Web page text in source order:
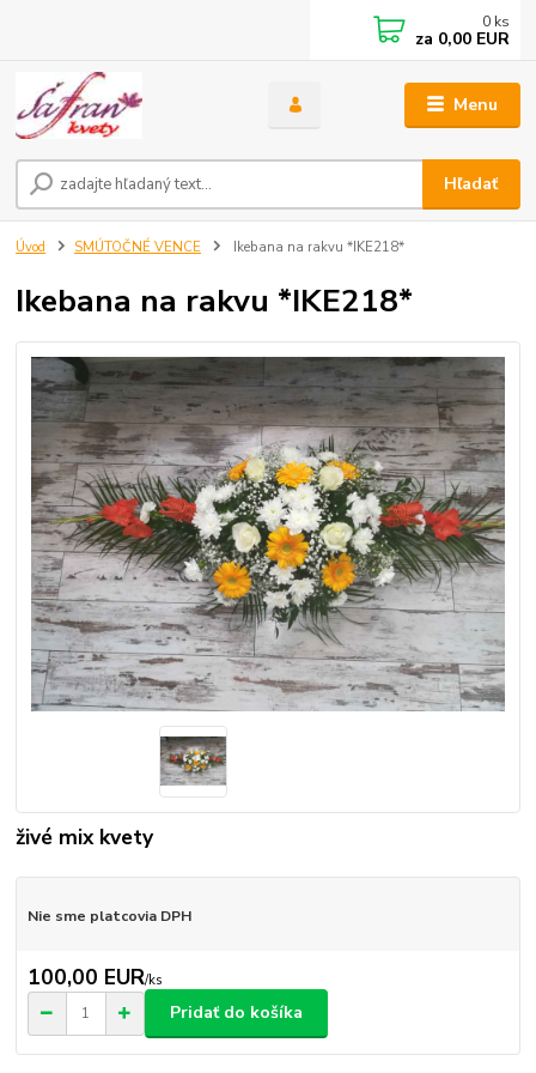
Menu
Hľadať
0 ks
za 0,00 EUR
Úvod SMÚTOČNÉ VENCE Ikebana na rakvu *IKE218*
Ikebana na rakvu *IKE218*
živé mix kvety
Nie sme platcovia DPH
100,00 EUR/ks
Pridať do košíka